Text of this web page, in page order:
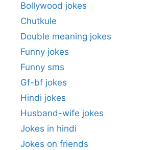
Bollywood jokes
Chutkule
Double meaning jokes
Funny jokes
Funny sms
Gf-bf jokes
Hindi jokes
Husband-wife jokes
Jokes in hindi
Jokes on friends